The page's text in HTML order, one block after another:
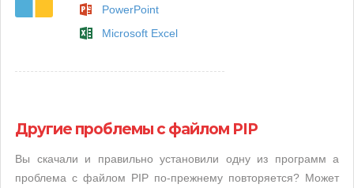
PowerPoint
Microsoft Excel
Другие проблемы с файлом PIP
Вы скачали и правильно установили одну из программ а
проблема с файлом PIP по-прежнему повторяется? Может